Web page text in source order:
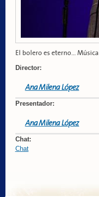
El bolero es eterno...
Director:
Ana Milena López
Presentador:
Ana Milena López
Chat:
Chat